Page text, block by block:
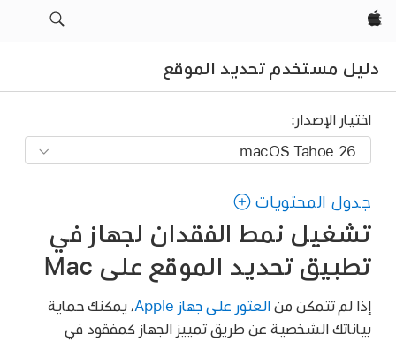
Apple‏
دليل مستخدم تحديد الموقع
اختيار الإصدار:
جدول المحتويات
تشغيل نمط الفقدان لجهاز في
تطبيق تحديد الموقع على Mac
إذا لم تتمكن من العثور على جهاز Apple
، يمكنك حماية
بياناتك الشخصية عن طريق تمييز الجهاز كمفقود في